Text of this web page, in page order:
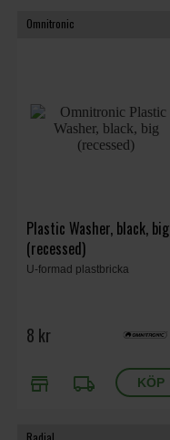
Omnitronic
Plastic Washer, black, big
(recessed)
U-formad plastbricka
8 kr
store local_shipping